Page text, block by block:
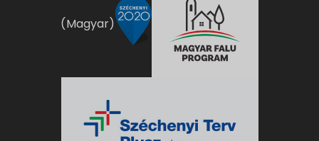
(Magyar)